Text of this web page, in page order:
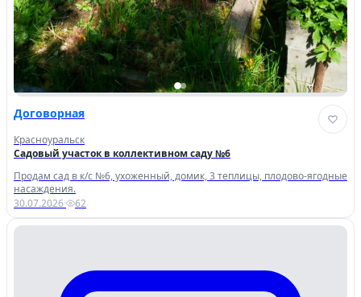
Договорная
Красноуральск
Садовый участок в коллективном саду №6
Продам сад в к/с №6, ухоженный, домик, 3 теплицы, плодово-ягодные
насаждения.
30.07.2026· 62